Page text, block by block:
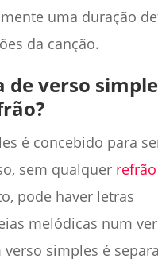
uma duração
da canção.
de verso
é concebido para
sem qualquer
pode haver letras
melódicas num
simples é